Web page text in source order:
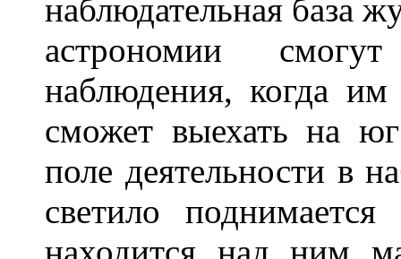
наблюдательная база
астрономии
наблюдения, когда
сможет выехать на
поле деятельности в
светило
находится над ним